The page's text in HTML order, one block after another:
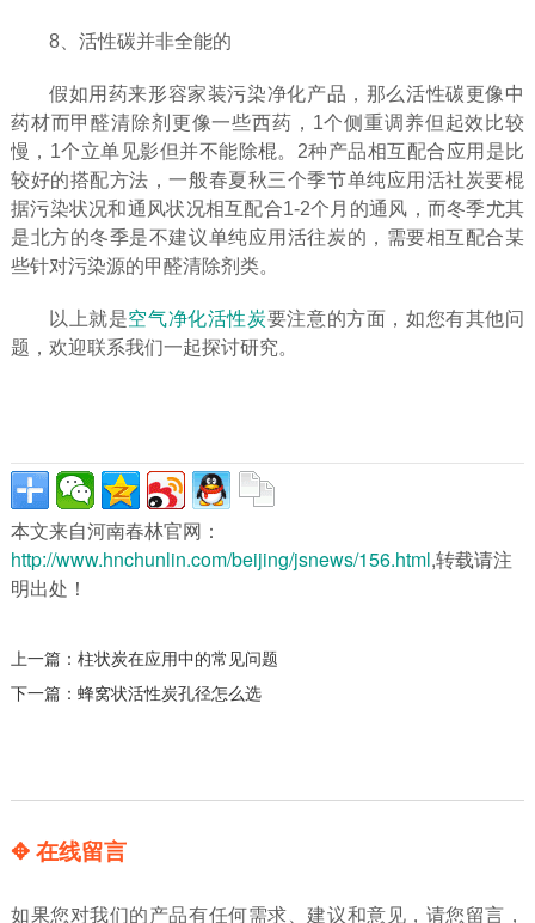
8、活性碳并非全能的
假如用药来形容家装污染净化产品，那么活性碳更像中
药材而甲醛清除剂更像一些西药，1个侧重调养但起效比较
慢，1个立单见影但并不能除棍。2种产品相互配合应用是比
较好的搭配方法，一般春夏秋三个季节单纯应用活社炭要棍
据污染状况和通风状况相互配合1-2个月的通风，而冬季尤其
是北方的冬季是不建议单纯应用活往炭的，需要相互配合某
些针对污染源的甲醛清除剂类。
以上就是空气净化活性炭要注意的方面，如您有其他问
题，欢迎联系我们一起探讨研究。
本文来自河南春林官网：
http://www.hnchunlin.com/beijing/jsnews/156.html,转载请注
明出处！
上一篇： 柱状炭在应用中的常见问题
下一篇： 蜂窝状活性炭孔径怎么选
✥ 在线留言
如果您对我们的产品有任何需求、建议和意见，请您留言，